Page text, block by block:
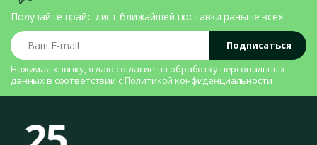
Получайте прайс-лист ближайшей поставки раньше всех!
Ваш E-mail
Подписаться
Нажимая кнопку, я даю согласие на обработку персональных
данных в соответствии с Политикой конфиденциальности